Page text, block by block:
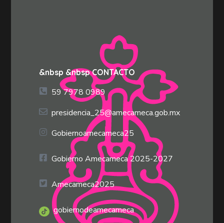
&nbsp &nbsp CONTACTO
59 7978 0989
presidencia_25@amecameca.gob.mx
Gobiernoamecameca25
Gobierno Amecameca 2025-2027
Amecameca2025
gobiernodeamecameca